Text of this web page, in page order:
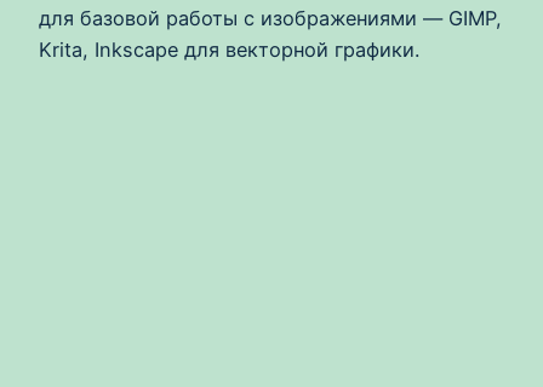
для базовой работы с изображениями — GIMP,
Krita, Inkscape для векторной графики.